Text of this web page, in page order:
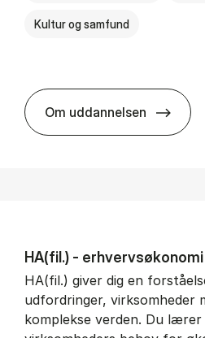
Kultur og samfund
Om uddannelsen
BSc in
HA(fil.) -
HA(fil.) giver dig en
udfordringer, virksomheder
komplekse verden. Du lærer